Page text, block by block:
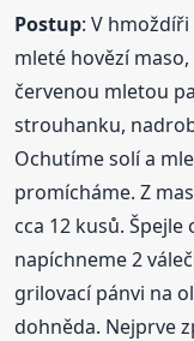
Postup: V
mleté hovězí
červenou mletou
strouhanku,
Ochutíme solí a
promícháme. Z
cca 12 kusů.
napíchneme 2
grilovací pánvi na
dohněda. Nejprve